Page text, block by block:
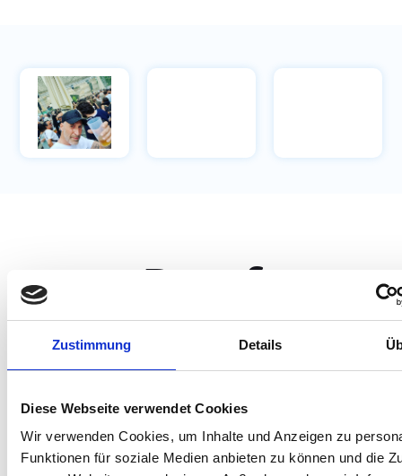
Zustimmung Details
Diese Webseite verwendet Cookies
Wir verwenden Cookies, um Inhalte und Anzeigen zu
Funktionen für soziale Medien anbieten zu können und die
Beruf
Willkommen beim für den Beruf
Medizininformatiker/in
Jobvermittlung